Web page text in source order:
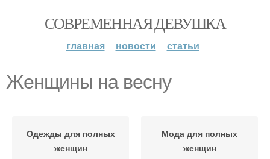
СОВРЕМЕННАЯ ДЕВУШКА
главная новости статьи
Женщины на весну
Одежды для полных
женщин
Мода для полных
женщин